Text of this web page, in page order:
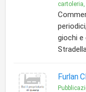
cartoleria,
giochi e
Furlan